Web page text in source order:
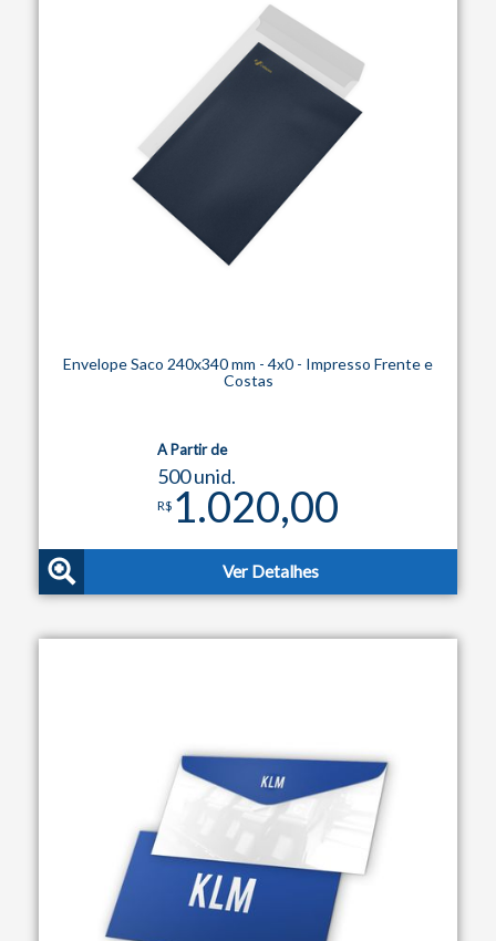
Envelope Saco 240x340 mm - 4x0 - Impresso Frente e
Costas
A Partir de
500 unid.
R$ 1.020,00
Ver Detalhes